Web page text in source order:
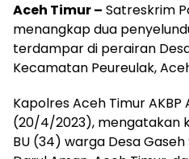
Aceh Timur – Satreskrim
menangkap dua
terdampar di perairan
Kecamatan Peureulak,
Kapolres Aceh Timur
(20/4/2023), mengatakan
BU (34) warga Desa